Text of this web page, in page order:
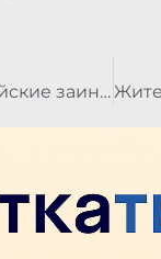
В Петропавловске полицейские заинтересовались дракой на проспекте Победы